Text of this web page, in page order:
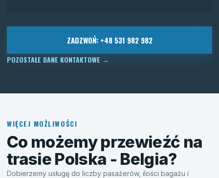
ZADZWOŃ: +48 531 982 982
POZOSTAŁE DANE KONTAKTOWE →
WIĘCEJ MOŻLIWOŚCI
Co możemy przewieźć na
trasie Polska - Belgia?
Dobierzemy usługę do liczby pasażerów, ilości bagażu i